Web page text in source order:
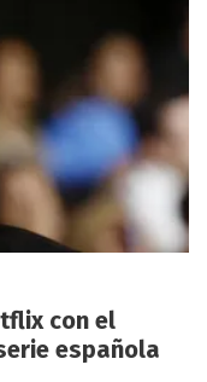
con el
española